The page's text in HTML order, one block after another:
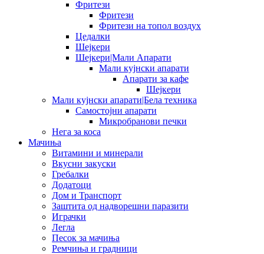
Фритези
Фритези
Фритези на топол воздух
Цедалки
Шејкери
Шејкери|Мали Апарати
Мали кујнски апарати
Апарати за кафе
Шејкери
Мали кујнски апарати|Бела техника
Самостојни апарати
Микробранови печки
Нега за коса
Мачиња
Витамини и минерали
Вкусни закуски
Гребалки
Додатоци
Дом и Транспорт
Заштита од надворешни паразити
Играчки
Легла
Песок за мачиња
Ремчиња и градници